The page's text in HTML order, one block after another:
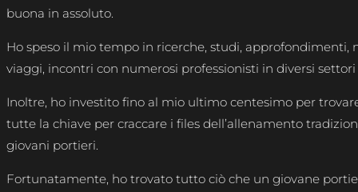
buona in assoluto.
Ho speso il mio tempo in ricerche, studi, approfondimenti,
viaggi, incontri con numerosi professionisti in diversi settori
Inoltre, ho investito fino al mio ultimo centesimo per
tutte la chiave per craccare i files dell’allenamento
giovani portieri.
Fortunatamente, ho trovato tutto ciò che un giovane